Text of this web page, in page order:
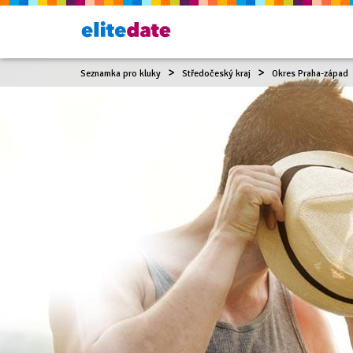
Seznamka pro kluky Středočeský kraj Okres Praha-západ